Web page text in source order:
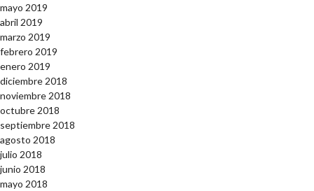
mayo 2019
abril 2019
marzo 2019
febrero 2019
enero 2019
diciembre 2018
noviembre 2018
octubre 2018
septiembre 2018
agosto 2018
julio 2018
junio 2018
mayo 2018